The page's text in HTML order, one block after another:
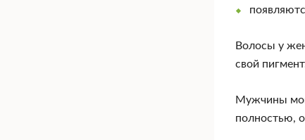
Волосы у
свой
Мужчины
полностью,